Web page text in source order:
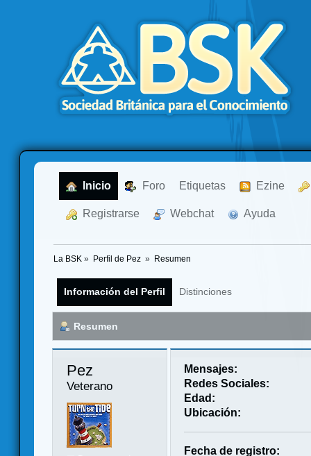
Inicio Foro Etiquetas Ezine
Registrarse Webchat Ayuda
La BSK » Perfil de Pez » Resumen
Información del Perfil Distinciones
Resumen
Pez
Veterano
Mensajes:
Redes Sociales:
Edad:
Ubicación:
Fecha de registro: